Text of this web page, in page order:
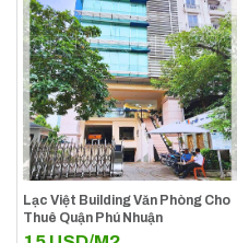
Lạc Việt Building Văn Phòng Cho
Thuê Quận Phú Nhuận